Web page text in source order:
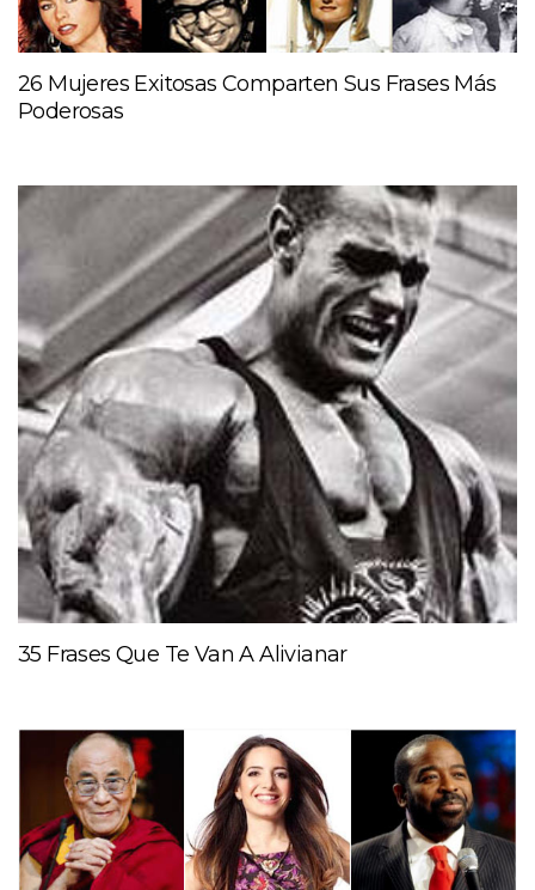
26 Mujeres Exitosas Comparten Sus Frases Más
Poderosas
35 Frases Que Te Van A Alivianar